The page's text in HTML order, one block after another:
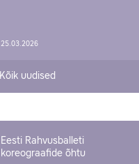
25.03.2026
Kõik uudised
Eesti Rahvusballeti
koreograafide õhtu